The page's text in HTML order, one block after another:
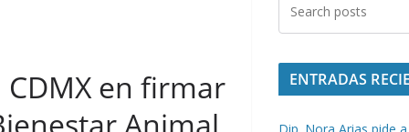
en firmar
ENTRADAS